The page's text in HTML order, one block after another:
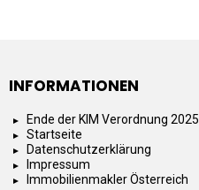
INFORMATIONEN
Ende der KIM Verordnung 2025
Startseite
Datenschutzerklärung
Impressum
Immobilienmakler Österreich